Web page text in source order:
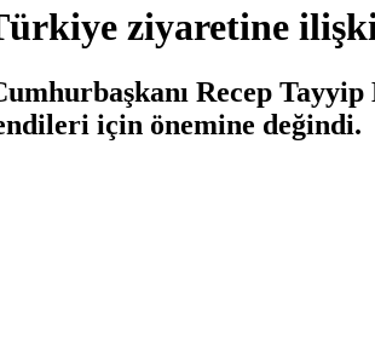
ziyaretine
Recep
için önemine değindi.